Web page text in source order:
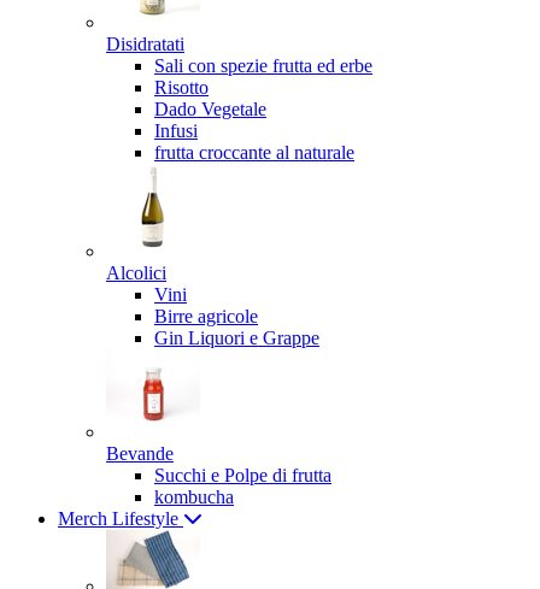
Disidratati
Sali con spezie frutta ed erbe
Risotto
Dado Vegetale
Infusi
frutta croccante al naturale
Alcolici
Vini
Birre agricole
Gin Liquori e Grappe
Bevande
Succhi e Polpe di frutta
kombucha
Merch Lifestyle